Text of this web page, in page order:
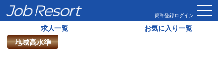
簡単登録ログイン
求人一覧 お気に入り一覧
HOME 求人一覧 北海道最大級のリゾート施設【ルスツリゾ
地域高水準
リゾートバイト求人番号：